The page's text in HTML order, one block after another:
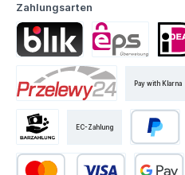
Zahlungsarten
Pay with Klarna
EC-Zahlung